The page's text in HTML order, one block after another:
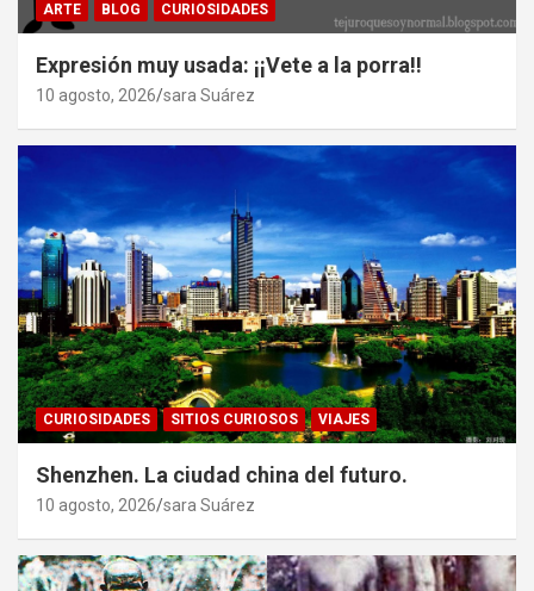
ARTE BLOG CURIOSIDADES
Expresión muy usada: ¡¡Vete a la porra!!
10 agosto, 2026 sara Suárez
CURIOSIDADES SITIOS CURIOSOS VIAJES
Shenzhen. La ciudad china del futuro.
10 agosto, 2026 sara Suárez